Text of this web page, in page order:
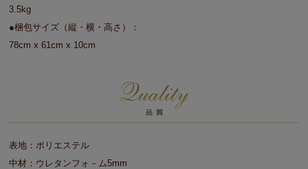
3.5kg
●梱包サイズ（縦・横・高さ）：
78cm x 61cm x 10cm
表地：ポリエステル
中材：ウレタンフォ－ム5mm